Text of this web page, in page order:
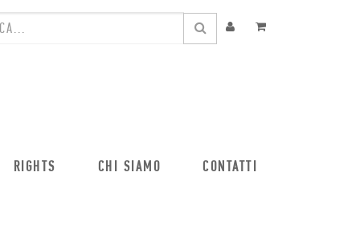
RIGHTS CHI SIAMO CONTATTI